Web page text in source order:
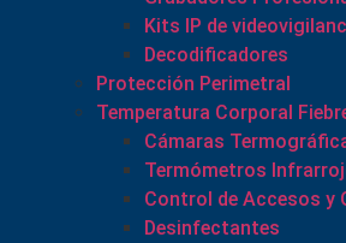
Kits IP de
Decodificadores
Protección Perimetral
Temperatura Corporal
Cámaras
Termómetros
Control de Accesos y
Desinfectantes